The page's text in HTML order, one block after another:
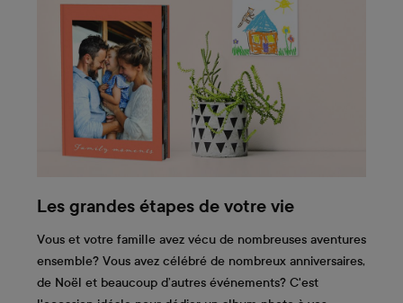
Les grandes étapes de votre vie
Vous et votre famille avez vécu de nombreuses aventures
ensemble? Vous avez célébré de nombreux anniversaires,
de Noël et beaucoup d’autres événements? C'est